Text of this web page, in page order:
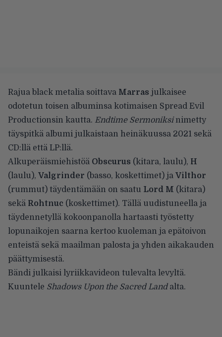
Rajua black metalia soittava Marras julkaisee
odotetun toisen albuminsa kotimaisen Spread Evil
Productionsin kautta. Endtime Sermoniksinimetty
täyspitkä albumi julkaistaan heinäkuussa 2021 sekä
CD:llä että LP:llä.
Alkuperäismiehistöä Obscurus (kitara, laulu), H
(laulu), Valgrinder (basso, koskettimet) ja Vilthor
(rummut) täydentämään on saatu Lord M (kitara)
sekä Rohtnuc (koskettimet). Tällä uudistuneella ja
täydennetyllä kokoonpanolla hartaasti työstetty
lopunaikojen saarna kertoo kuoleman ja epätoivon
enteistä sekä maailman palosta ja yhden aikakauden
päättymisestä.
Bändi julkaisi lyriikkavideon tulevalta levyltä.
Kuuntele Shadows Upon the Sacred Landalta.